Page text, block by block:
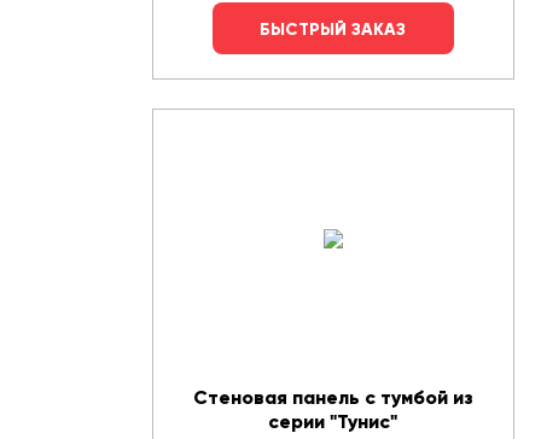
БЫСТРЫЙ ЗАКАЗ
Стеновая панель с тумбой из
серии "Тунис"